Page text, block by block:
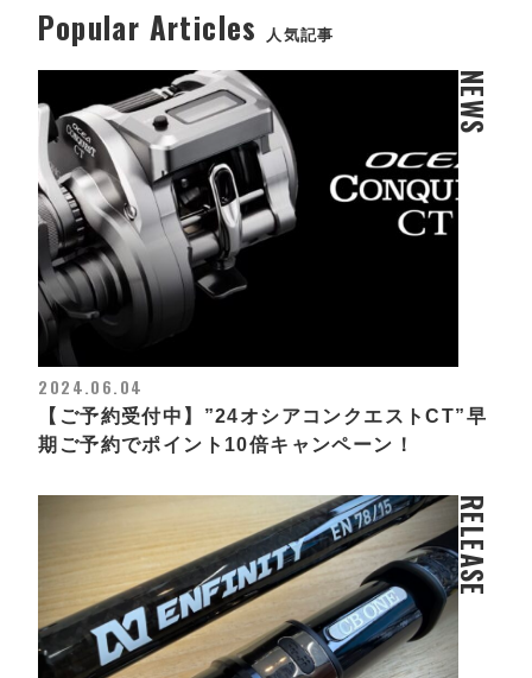
Popular Articles 人気記事
NEWS
2024.06.04
【ご予約受付中】”24オシアコンクエストCT”早
期ご予約でポイント10倍キャンペーン！
RELEASE